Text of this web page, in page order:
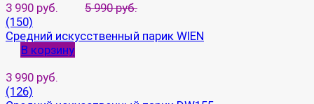
3 990 руб.
5 990 руб.
(150)
Средний искусственный парик WIEN
В корзину
3 990 руб.
(126)